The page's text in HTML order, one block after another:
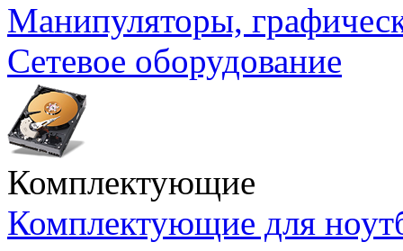
Манипуляторы,
Сетевое оборудование
Комплектующие
Комплектующие для